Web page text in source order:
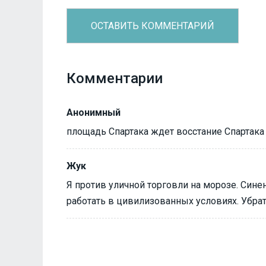
Комментарии
Анонимный
площадь Спартака ждет восстание Спартака
Жук
Я против уличной торговли на морозе.
работать в цивилизованных условиях.